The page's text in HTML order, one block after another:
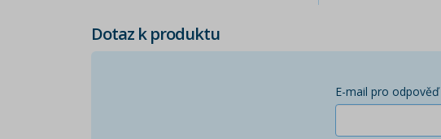
Dotaz k produktu
E-mail pro